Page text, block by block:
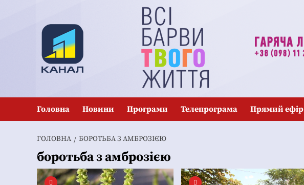
Головна Новини Програми Телепрограма Прямий ефір
ГОЛОВНА БОРОТЬБА З АМБРОЗІЄЮ
боротьба з амброзією